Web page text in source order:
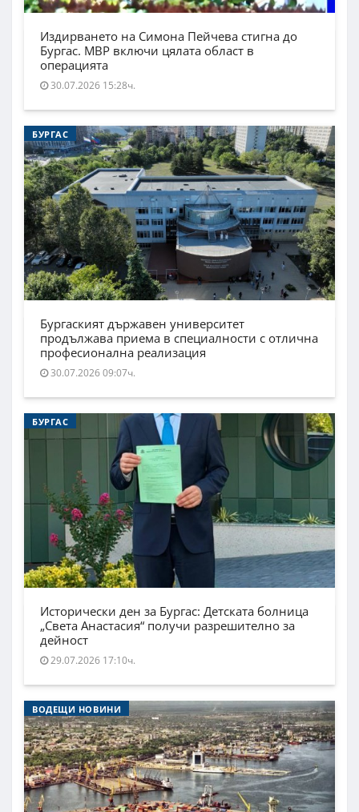
Издирването на Симона Пейчева стигна до
Бургас. МВР включи цялата област в
операцията
30.07.2026 15:28ч.
БУРГАС
Бургаският държавен университет
продължава приема в специалности с отлична
професионална реализация
30.07.2026 09:07ч.
БУРГАС
Исторически ден за Бургас: Детската болница
„Света Анастасия“ получи разрешително за
дейност
29.07.2026 17:10ч.
ВОДЕЩИ НОВИНИ